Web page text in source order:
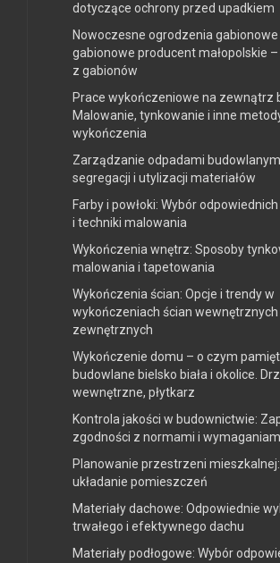
dotyczące ochrony przed upadkiem
Nowoczesne ogrodzenia gabionowe
gabionowe producent małopolskie
z gabionów
Prace wykończeniowe na zewnątrz
Malowanie, tynkowanie i inne
wykończenia
Zarządzanie odpadami
segregacji i utylizacji materiałów
Farby i powłoki: Wybór
i techniki malowania
Wykończenia wnętrz: Sposoby
malowania i tapetowania
Wykończenia ścian: Opcje i trendy w
wykończeniach ścian wewnętrznych
zewnętrznych
Wykończenie domu – o czym
budowlane bielsko biała i okolice.
wewnętrzne, płytkarz
Kontrola jakości w budownictwie:
zgodności z normami i
Planowanie przestrzeni
układanie pomieszczeń
Materiały dachowe: Odpowiednie
trwałego i efektywnego dachu
Materiały podłogowe: Wybór